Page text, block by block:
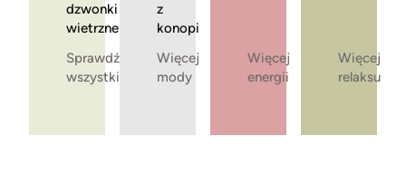
dzwonki
wietrzne
Sprawdź
wszystkie
z
konopi
Więcej
mody
Więcej
energii
Więcej
relaksu